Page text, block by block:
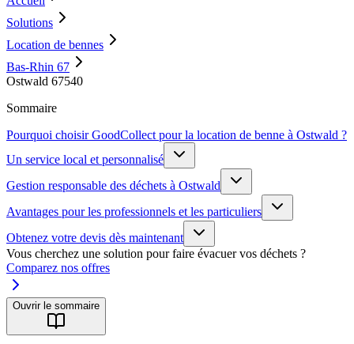
Solutions
Location de bennes
Bas-Rhin 67
Ostwald 67540
Sommaire
Pourquoi choisir GoodCollect pour la location de benne à Ostwald ?
Un service local et personnalisé
Gestion responsable des déchets à Ostwald
Avantages pour les professionnels et les particuliers
Obtenez votre devis dès maintenant
Vous cherchez une solution pour faire évacuer vos déchets ?
Comparez nos offres
Ouvrir le sommaire